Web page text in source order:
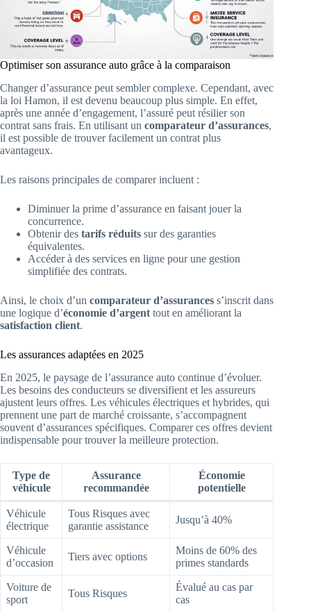
Optimiser son assurance auto grâce à la comparaison
Changer d’assurance peut sembler complexe. Cependant, avec
la loi Hamon, il est devenu beaucoup plus simple. En effet,
après une année d’engagement, l’assuré peut résilier son
contrat sans frais. En utilisant un comparateur d’assurances,
il est possible de trouver facilement un contrat plus
avantageux.
Les raisons principales de comparer incluent :
Diminuer la prime d’assurance en faisant jouer la
concurrence.
Obtenir des tarifs réduits sur des garanties
équivalentes.
Accéder à des services en ligne pour une gestion
simplifiée des contrats.
Ainsi, le choix d’un comparateur d’assurances s’inscrit dans
une logique d’économie d’argent tout en améliorant la
satisfaction client.
Les assurances adaptées en 2025
En 2025, le paysage de l’assurance auto continue d’évoluer.
Les besoins des conducteurs se diversifient et les assureurs
ajustent leurs offres. Les véhicules électriques et hybrides, qui
prennent une part de marché croissante, s’accompagnent
souvent d’assurances spécifiques. Comparer ces offres devient
indispensable pour trouver la meilleure protection.
Type de
véhicule
Assurance
recommandée
Économie
potentielle
Véhicule
électrique
Tous Risques avec
garantie assistance
Jusqu’à 40%
Véhicule
d’occasion
Tiers avec options
Moins de 60% des
primes standards
Voiture de
sport
Tous Risques
Évalué au cas par
cas